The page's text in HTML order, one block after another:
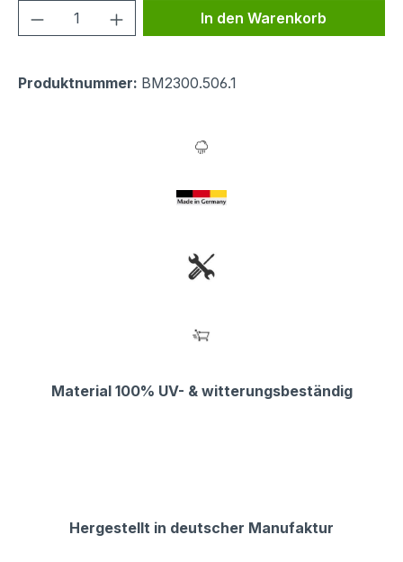
Produkt Anzahl: Gib denIn den Warenkorb
Produktnummer: BM2300.506.1
Material 100% UV- & witterungsbeständig
Hergestellt in deutscher Manufaktur